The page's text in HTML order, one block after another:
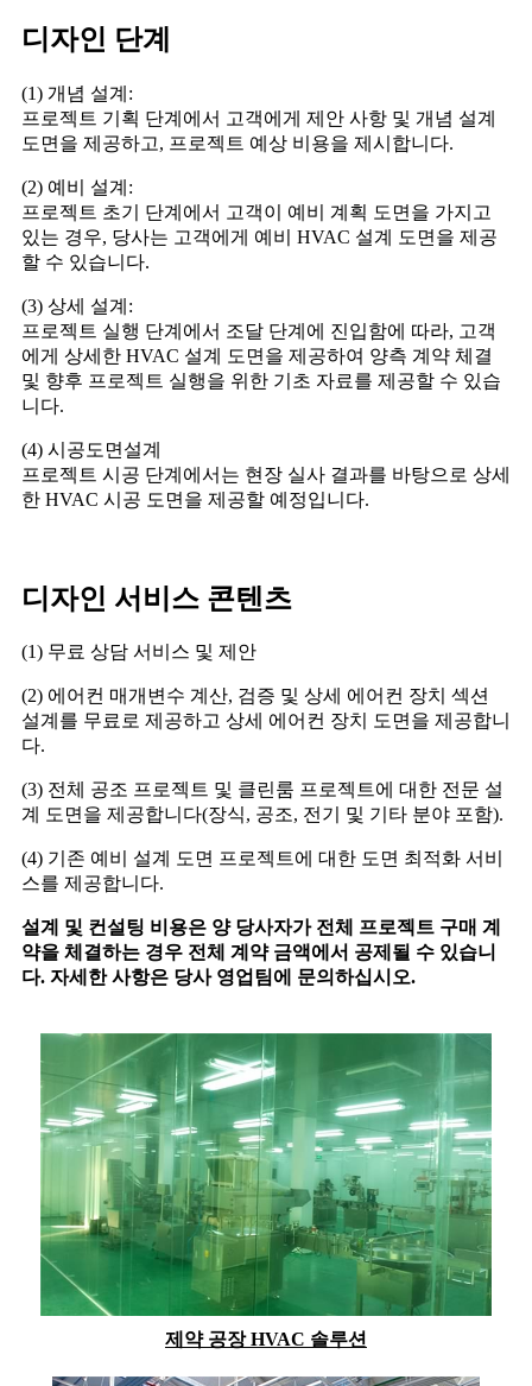
디자인 단계
(1) 개념 설계:
프로젝트 기획 단계에서 고객에게 제안 사항 및 개념 설계
도면을 제공하고, 프로젝트 예상 비용을 제시합니다.
(2) 예비 설계:
프로젝트 초기 단계에서 고객이 예비 계획 도면을 가지고
있는 경우, 당사는 고객에게 예비 HVAC 설계 도면을 제공
할 수 있습니다.
(3) 상세 설계:
프로젝트 실행 단계에서 조달 단계에 진입함에 따라, 고객
에게 상세한 HVAC 설계 도면을 제공하여 양측 계약 체결
및 향후 프로젝트 실행을 위한 기초 자료를 제공할 수 있습
니다.
(4) 시공도면설계
프로젝트 시공 단계에서는 현장 실사 결과를 바탕으로 상세
한 HVAC 시공 도면을 제공할 예정입니다.
디자인 서비스 콘텐츠
(1) 무료 상담 서비스 및 제안
(2) 에어컨 매개변수 계산, 검증 및 상세 에어컨 장치 섹션
설계를 무료로 제공하고 상세 에어컨 장치 도면을 제공합니
다.
(3) 전체 공조 프로젝트 및 클린룸 프로젝트에 대한 전문 설
계 도면을 제공합니다(장식, 공조, 전기 및 기타 분야 포함).
(4) 기존 예비 설계 도면 프로젝트에 대한 도면 최적화 서비
스를 제공합니다.
설계 및 컨설팅 비용은 양 당사자가 전체 프로젝트 구매 계
약을 체결하는 경우 전체 계약 금액에서 공제될 수 있습니
다. 자세한 사항은 당사 영업팀에 문의하십시오.
제약 공장 HVAC 솔루션